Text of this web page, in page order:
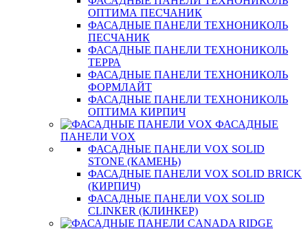
ОПТИМА ПЕСЧАНИК
ФАСАДНЫЕ ПАНЕЛИ ТЕХНОНИКОЛЬ
ПЕСЧАНИК
ФАСАДНЫЕ ПАНЕЛИ ТЕХНОНИКОЛЬ
ТЕРРА
ФАСАДНЫЕ ПАНЕЛИ ТЕХНОНИКОЛЬ
ФОРМЛАЙТ
ФАСАДНЫЕ ПАНЕЛИ ТЕХНОНИКОЛЬ
ОПТИМА КИРПИЧ
ФАСАДНЫЕ
ПАНЕЛИ VOX
ФАСАДНЫЕ ПАНЕЛИ VOX SOLID
STONE (КАМЕНЬ)
ФАСАДНЫЕ ПАНЕЛИ VOX SOLID BRICK
(КИРПИЧ)
ФАСАДНЫЕ ПАНЕЛИ VOX SOLID
CLINКER (КЛИНКЕР)